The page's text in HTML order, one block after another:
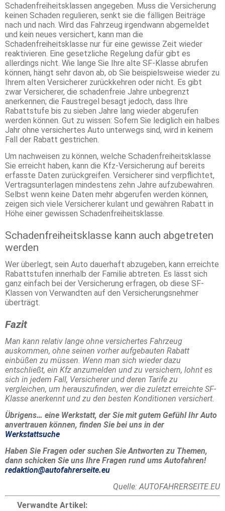
Schadenfreiheitsklassen angegeben. Muss die Versicherung
keinen Schaden regulieren, senkt sie die fälligen Beiträge
nach und nach. Wird das Fahrzeug irgendwann abgemeldet
und kein neues versichert, kann man die
Schadenfreiheitsklasse nur für eine gewisse Zeit wieder
reaktivieren. Eine gesetzliche Regelung dafür gibt es
allerdings nicht. Wie lange Sie Ihre alte SF-Klasse abrufen
können, hängt sehr davon ab, ob Sie beispielsweise wieder zu
Ihrem alten Versicherer zurückkehren oder nicht. Es gibt
zwar Versicherer, die schadenfreie Jahre unbegrenzt
anerkennen; die Faustregel besagt jedoch, dass Ihre
Rabattstufe bis zu sieben Jahre lang wieder abgerufen
werden können. Gut zu wissen: Sofern Sie lediglich ein halbes
Jahr ohne versichertes Auto unterwegs sind, wird in keinem
Fall der Rabatt gestrichen.
Um nachweisen zu können, welche Schadenfreiheitsklasse
Sie erreicht haben, kann die Kfz-Versicherung auf bereits
erfasste Daten zurückgreifen. Versicherer sind verpflichtet,
Vertragsunterlagen mindestens zehn Jahre aufzubewahren.
Selbst wenn keine Daten mehr abgerufen werden können,
zeigen sich viele Versicherer kulant und gewähren Rabatt in
Höhe einer gewissen Schadenfreiheitsklasse.
Schadenfreiheitsklasse kann auch abgetreten
werden
Wer überlegt, sein Auto dauerhaft abzugeben, kann erreichte
Rabattstufen innerhalb der Familie abtreten. Es lässt sich
ganz einfach bei der Versicherung erfragen, ob diese SF-
Klassen von Verwandten auf den Versicherungsnehmer
überträgt.
Fazit
Man kann relativ lange ohne versichertes Fahrzeug
auskommen, ohne seinen vorher aufgebauten Rabatt
einbüßen zu müssen. Wenn man sich wieder dazu
entschließt, ein Kfz anzumelden und zu versichern, lohnt es
sich in jedem Fall, Versicherer und deren Tarife zu
vergleichen, um herauszufinden, wer die zuletzt erreichte SF-
Klasse anerkennt und zu den besten Konditionen versichert.
Übrigens… eine Werkstatt, der Sie mit gutem Gefühl Ihr Auto
anvertrauen können, finden Sie bei uns in der
Werkstattsuche
Haben Sie Fragen oder suchen Sie Antworten zu Themen,
dann schicken Sie uns Ihre Fragen rund ums Autofahren!
redaktion@autofahrerseite.eu
Quelle:AUTOFAHRERSEITE.EU
Verwandte Artikel: